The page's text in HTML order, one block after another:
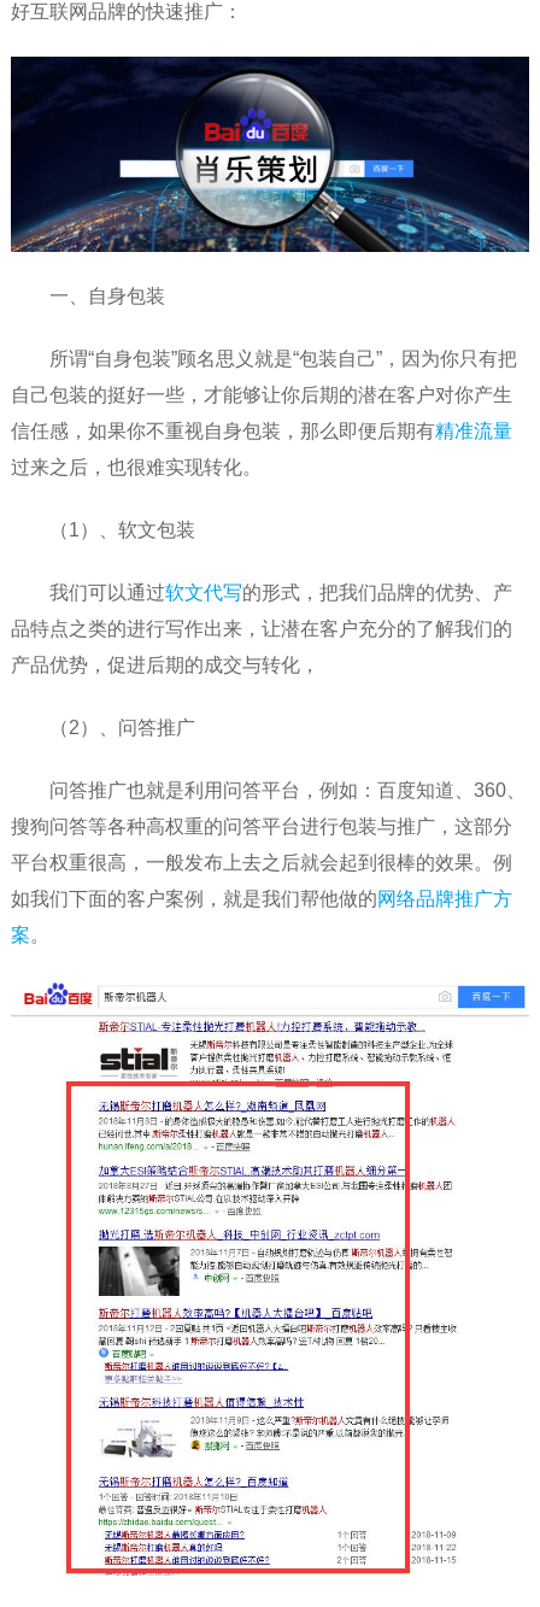
好互联网品牌的快速推广：
一、自身包装
所谓“自身包装”顾名思义就是“包装自己”，因为你只有把
自己包装的挺好一些，才能够让你后期的潜在客户对你产生
信任感，如果你不重视自身包装，那么即便后期有精准流量
过来之后，也很难实现转化。
（1）、软文包装
我们可以通过软文代写的形式，把我们品牌的优势、产
品特点之类的进行写作出来，让潜在客户充分的了解我们的
产品优势，促进后期的成交与转化，
（2）、问答推广
问答推广也就是利用问答平台，例如：百度知道、360、
搜狗问答等各种高权重的问答平台进行包装与推广，这部分
平台权重很高，一般发布上去之后就会起到很棒的效果。例
如我们下面的客户案例，就是我们帮他做的网络品牌推广方
案。